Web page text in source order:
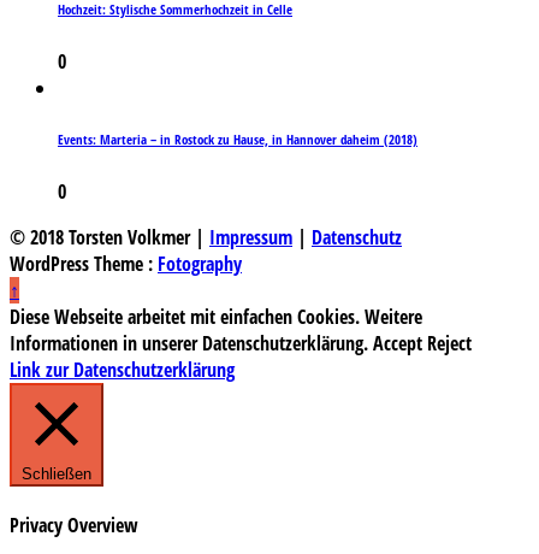
Hochzeit: Stylische Sommerhochzeit in Celle
0
Events: Marteria – in Rostock zu Hause, in Hannover daheim (2018)
0
© 2018 Torsten Volkmer | Impressum | Datenschutz
WordPress Theme : Fotography
↑
Diese Webseite arbeitet mit einfachen Cookies. Weitere
Informationen in unserer Datenschutzerklärung.Accept Reject
Link zur Datenschutzerklärung
Schließen
Privacy Overview